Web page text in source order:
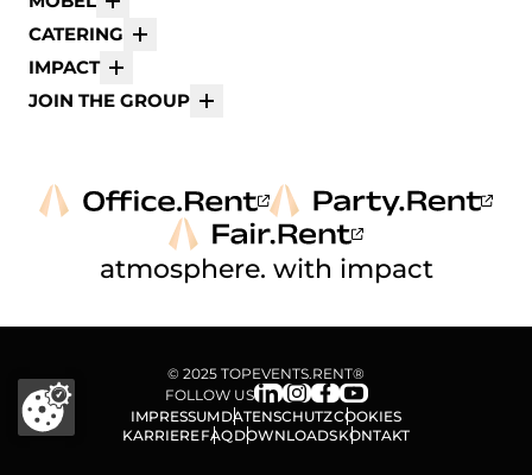
CATERING
IMPACT
JOIN THE GROUP
atmosphere. with impact
© 2025 TOPEVENTS.RENT®
FOLLOW US
IMPRESSUMDATENSCHUTZCOOKIES
KARRIEREFAQDOWNLOADSKONTAKT